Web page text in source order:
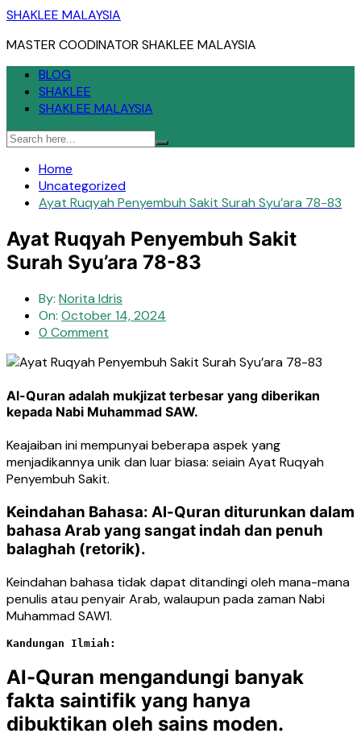
Skip
content
SHAKLEE MALAYSIA
MASTER COODINATOR SHAKLEE MALAYSIA
BLOG
SHAKLEE
SHAKLEE MALAYSIA
Home
Uncategorized
Ayat Ruqyah Penyembuh Sakit Surah Syu’ara 78-83
Ayat Ruqyah Penyembuh Sakit
Surah Syu’ara 78-83
By: Norita Idris
On: October 14, 2024
0 Comment
Al-Quran adalah mukjizat terbesar yang diberikan
kepada Nabi Muhammad SAW.
Keajaiban ini mempunyai beberapa aspek yang
menjadikannya unik dan luar biasa: seiain Ayat Ruqyah
Penyembuh Sakit.
Keindahan Bahasa: Al-Quran diturunkan dalam
bahasa Arab yang sangat indah dan penuh
balaghah (retorik).
Keindahan bahasa tidak dapat ditandingi oleh mana-mana
penulis atau penyair Arab, walaupun pada zaman Nabi
Muhammad SAW1.
Kandungan Ilmiah:
Al-Quran mengandungi banyak
fakta saintifik yang hanya
dibuktikan oleh sains moden.